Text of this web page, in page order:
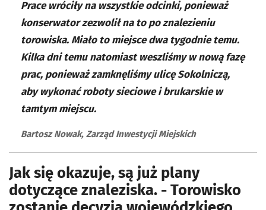
Prace wróciły na wszystkie odcinki, ponieważ
konserwator zezwolił na to po znalezieniu
torowiska. Miało to miejsce dwa tygodnie temu.
Kilka dni temu natomiast weszliśmy w nową fazę
prac, ponieważ zamknęliśmy ulicę Sokolniczą,
aby wykonać roboty sieciowe i brukarskie w
tamtym miejscu.
Bartosz Nowak, Zarząd Inwestycji Miejskich
Jak się okazuje, są już plany
dotyczące znaleziska. - Torowisko